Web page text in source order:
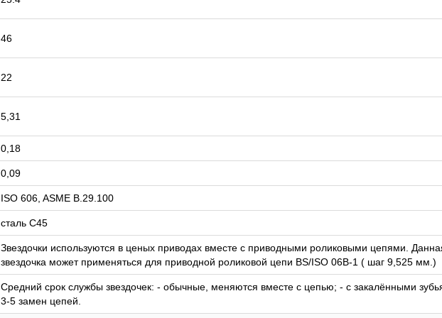
46
22
5,31
0,18
0,09
ISO 606, ASME B.29.100
сталь C45
Звездочки используются в ценых приводах вместе с приводными роликовыми цепями.
звездочка может применяться для приводной роликовой цепи BS/ISO 06B-1 ( шаг 9,525 мм.)
Средний срок службы звездочек: - обычные, меняются вместе с цепью; - с закалёнными
3-5 замен цепей.